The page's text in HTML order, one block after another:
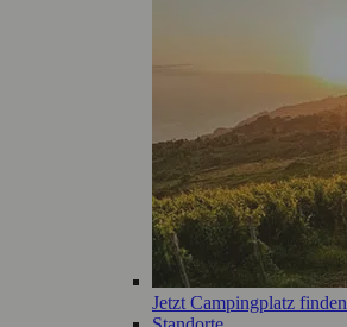
Jetzt Campingplatz finden